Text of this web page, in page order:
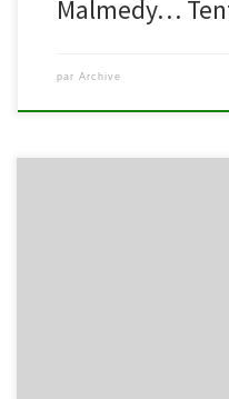
Malmedy…
par Archive